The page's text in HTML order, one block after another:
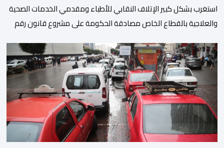
استغرب بشكل كبير الإتلاف النقابي للأطباء ومقدمي الخدمات الصحية
والعلاجية بالقطاع الخاص مصادقة الحكومة على مشروع قانون رقم
والذي اعتبره الائتلاف جاء في غياب تام للمقاربة التشاركية وعدم أخذ
رأي وملاحظات التمثيليات المهنية للأطباء ومقدمي الخدمات العلاجية
رغم ما تسنه مقتضيات مشروع القانون من عقوبات مالية ضدهم
وتهدد […]